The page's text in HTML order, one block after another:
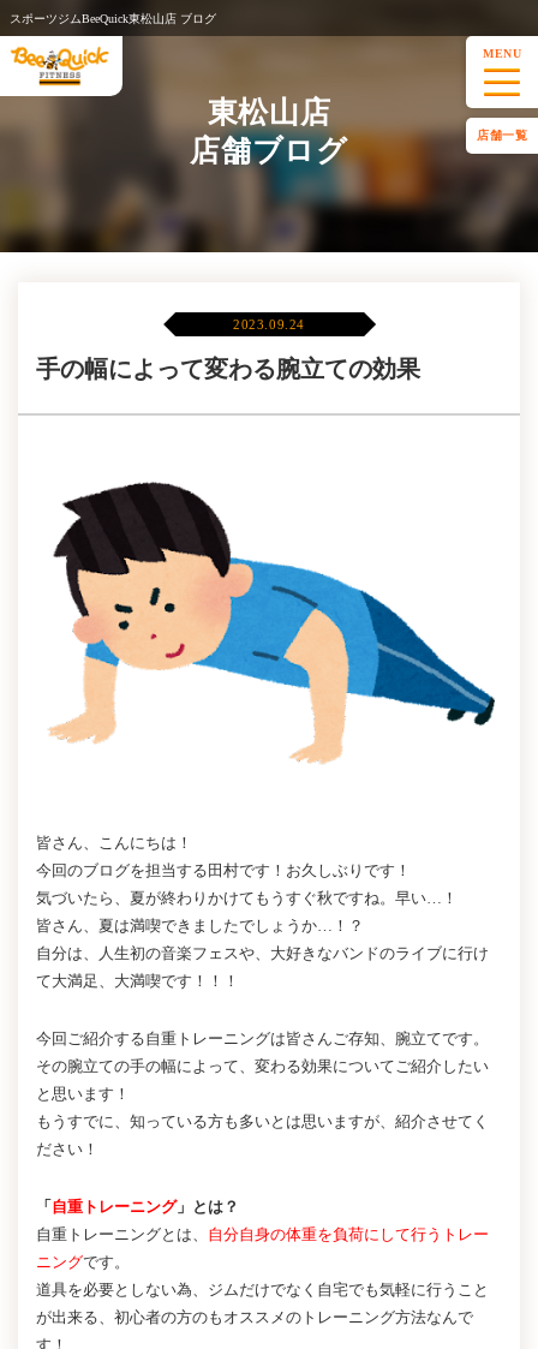
スポーツジムBeeQuick東松山店 ブログ
MENU
店舗一覧
東松山店
店舗ブログ
2023.09.24
手の幅によって変わる腕立ての効果
皆さん、こんにちは！
今回のブログを担当する田村です！お久しぶりです！
気づいたら、夏が終わりかけてもうすぐ秋ですね。早い…！
皆さん、夏は満喫できましたでしょうか…！？
自分は、人生初の音楽フェスや、大好きなバンドのライブに行け
て大満足、大満喫です！！！
今回ご紹介する自重トレーニングは皆さんご存知、腕立てです。
その腕立ての手の幅によって、変わる効果についてご紹介したい
と思います！
もうすでに、知っている方も多いとは思いますが、紹介させてく
ださい！
「 自重トレーニング」とは？
自重トレーニングとは、 自分自身の体重を負荷にして行うトレー
ニングです。
道具を必要としない為、ジムだけでなく自宅でも気軽に行うこと
が出来る、初心者の方のもオススメのトレーニング方法なんで
す！